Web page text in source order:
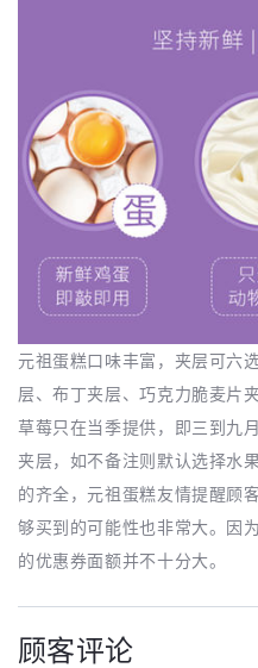
元祖蛋糕口味丰富，夹层可六
层、布丁夹层、巧克力脆麦片
草莓只在当季提供，即三到九
夹层，如不备注则默认选择水
的齐全，元祖蛋糕友情提醒顾
够买到的可能性也非常大。因
的优惠券面额并不十分大。
顾客评论